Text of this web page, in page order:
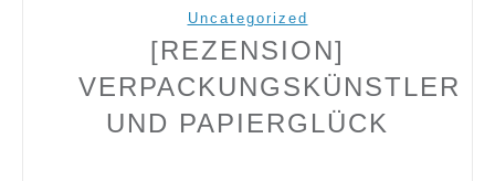
Uncategorized
[REZENSION]
VERPACKUNGSKÜNSTLER
UND PAPIERGLÜCK